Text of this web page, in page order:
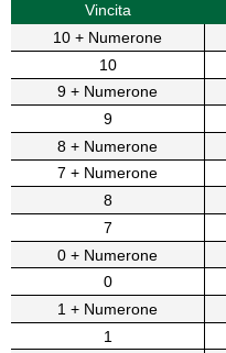
Vincita
10 + Numerone
10
9 + Numerone
9
8 + Numerone
7 + Numerone
8
7
0 + Numerone
0
1 + Numerone
1